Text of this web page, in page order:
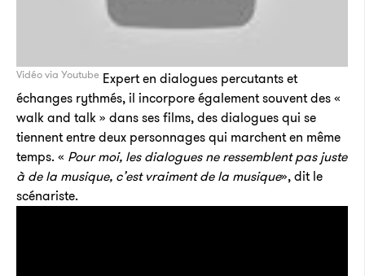
Vidéo via Youtube Expert en dialogues percutants et
échanges rythmés, il incorpore également souvent des «
walk and talk » dans ses films, des dialogues qui se
tiennent entre deux personnages qui marchent en même
temps. « Pour moi, les dialogues ne ressemblent pas juste
à de la musique, c’est vraiment de la musique», dit le
scénariste.